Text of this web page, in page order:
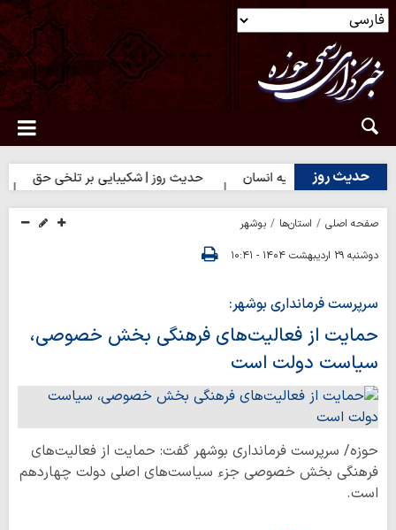
حدیث روز
بهترین سرمایه انسان حدیث روز | شکیبایی بر تلخی حق
صفحه اصلی استان‌ها
بوشهر
دوشنبه ۲۹ اردیبهشت ۱۴۰۴ - ۱۰:۴۱
سرپرست فرمانداری بوشهر:
حمایت از فعالیت‌های فرهنگی بخش خصوصی،
سیاست دولت است
حوزه/ سرپرست فرمانداری بوشهر گفت: حمایت از فعالیت‌های
فرهنگی بخش خصوصی جزء سیاست‌های اصلی دولت چهاردهم
است.